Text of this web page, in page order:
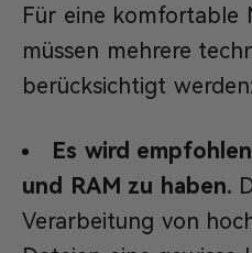
Für eine komfortable
müssen mehrere
berücksichtigt werden:
Es wird
und RAM zu haben.
Verarbeitung von